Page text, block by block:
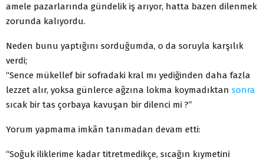
amele pazarlarında gündelik iş arıyor, hatta bazen dilenmek
zorunda kalıyordu.
Neden bunu yaptığını sorduğumda, o da soruyla karşılık
verdi;
“Sence mükellef bir sofradaki kral mı yediğinden daha fazla
lezzet alır, yoksa günlerce ağzına lokma koymadıktan sonra
sıcak bir tas çorbaya kavuşan bir dilenci mi ?”
Yorum yapmama imkân tanımadan devam etti:
“Soğuk iliklerime kadar titretmedikçe, sıcağın kıymetini